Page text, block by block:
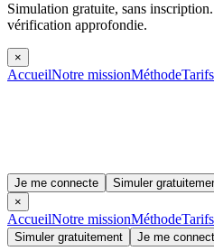
Simulation gratuite, sans inscription.
vérification approfondie.
×
AccueilNotre missionMéthodeTarifs
Je me connecte
Simuler
×
AccueilNotre missionMéthodeTarifs
Simuler gratuitement Je me